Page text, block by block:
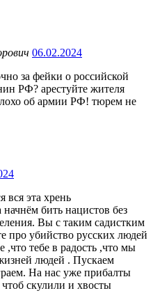
06.02.2024
за фейки о российской
РФ? арестуйте жителя
об армии РФ! тюрем не
вся эта хрень
бить нацистов без
Вы с таким садистким
про убийство русских людей
,что тебе в радость ,что мы
людей . Пускаем
На нас уже прибалты
скулили и хвосты